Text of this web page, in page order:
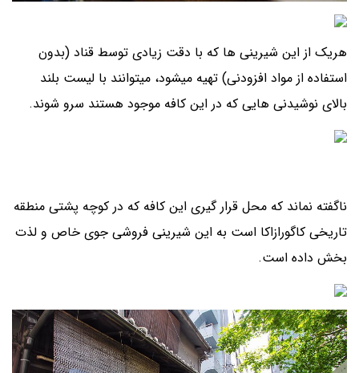
هریک از این شیرینی ها که با دقت زیادی توسط قناد (بدون
استفاده از مواد افزودنی) تهیه میشود، میتوانند با لیست بلند
بالای نوشیدنی هایی که در این کافه موجود هستند سرو شوند.
ناگفته نماند که محل قرار گیری این کافه که در کوچه پشتی منطقه
تاریخی کاگورازاکا است به این شیرینی فروشی جوی خاص و لذت
بخش داده است.